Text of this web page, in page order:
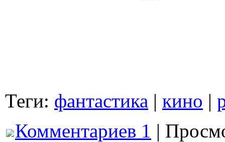
Теги: фантастика | кино |
Комментариев 1 |